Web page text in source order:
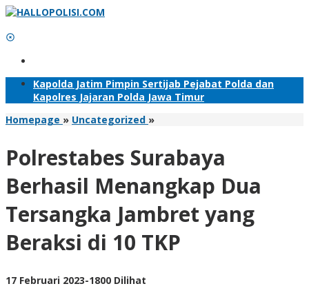
Lewati
konten
Kapolda Jatim Pimpin Sertijab Pejabat Polda dan
Kapolres Jajaran Polda Jawa Timur
Homepage » Uncategorized »Polrestabes
Menangkap
Tersangka
Jambret
yang
Beraksi
di
10
Polrestabes Surabaya
Berhasil Menangkap Dua
Tersangka Jambret yang
Beraksi di 10 TKP
17 Februari 2023oleh
-1800 Dilihat